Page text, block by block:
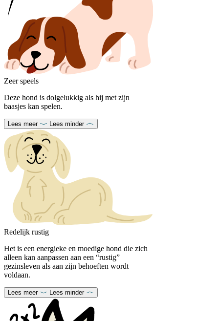
Zeer speels
Deze hond is dolgelukkig als hij met zijn
baasjes kan spelen.
Lees meer Lees minder
Redelijk rustig
Het is een energieke en moedige hond die zich
alleen kan aanpassen aan een “rustig”
gezinsleven als aan zijn behoeften wordt
voldaan.
Lees meer Lees minder